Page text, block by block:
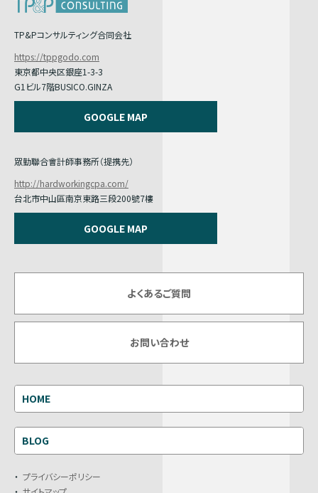
TP&Pコンサルティング合同会社
https://tppgodo.com
東京都中央区銀座1-3-3
G1ビル7階BUSICO.GINZA
GOOGLE MAP
眾勤聯合會計師事務所（提携先）
http://hardworkingcpa.com/
台北市中山區南京東路三段200號7樓
GOOGLE MAP
よくあるご質問
お問い合わせ
HOME
BLOG
プライバシーポリシー